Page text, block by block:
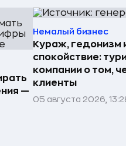
—
Немалый бизнес
Кураж, гедонизм
спокойствие:
компании о том,
клиенты
05 августа 2026,